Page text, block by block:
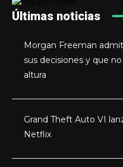
Últimas noticias
Morgan Freeman
sus decisiones y que
altura
Grand Theft Auto VI
Netflix